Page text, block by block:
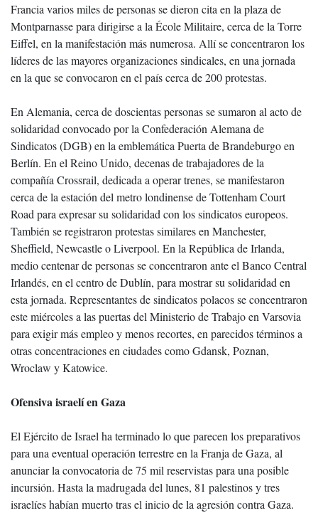
Francia varios miles de personas se dieron cita en la plaza de
Montparnasse para dirigirse a la École Militaire, cerca de la Torre
Eiffel, en la manifestación más numerosa. Allí se concentraron los
líderes de las mayores organizaciones sindicales, en una jornada
en la que se convocaron en el país cerca de 200 protestas.
En Alemania, cerca de doscientas personas se sumaron al acto de
solidaridad convocado por la Confederación Alemana de
Sindicatos (DGB) en la emblemática Puerta de Brandeburgo en
Berlín. En el Reino Unido, decenas de trabajadores de la
compañía Crossrail, dedicada a operar trenes, se manifestaron
cerca de la estación del metro londinense de Tottenham Court
Road para expresar su solidaridad con los sindicatos europeos.
También se registraron protestas similares en Manchester,
Sheffield, Newcastle o Liverpool. En la República de Irlanda,
medio centenar de personas se concentraron ante el Banco Central
Irlandés, en el centro de Dublín, para mostrar su solidaridad en
esta jornada. Representantes de sindicatos polacos se concentraron
este miércoles a las puertas del Ministerio de Trabajo en Varsovia
para exigir más empleo y menos recortes, en parecidos términos a
otras concentraciones en ciudades como Gdansk, Poznan,
Wroclaw y Katowice.
Ofensiva israelí en Gaza
El Ejército de Israel ha terminado lo que parecen los preparativos
para una eventual operación terrestre en la Franja de Gaza, al
anunciar la convocatoria de 75 mil reservistas para una posible
incursión. Hasta la madrugada del lunes, 81 palestinos y tres
israelíes habían muerto tras el inicio de la agresión contra Gaza.